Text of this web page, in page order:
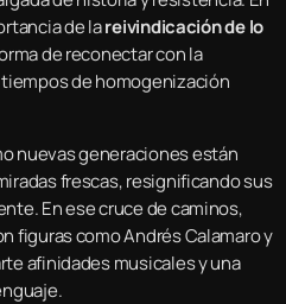
de lareivindicación de lo
de reconectar con la
de homogenización
nuevas generaciones están
frescas, resignificando sus
En ese cruce de caminos,
figuras como Andrés Calamaro y
afinidades musicales y una